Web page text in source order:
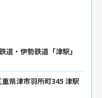
道・伊勢鉄道「津駅」
県津市羽所町345 津駅